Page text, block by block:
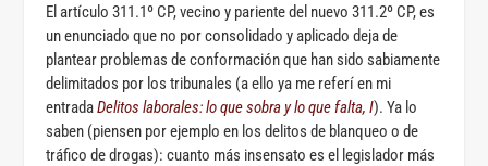
El artículo 311.1º CP, vecino y pariente del nuevo 311.2º CP, es
un enunciado que no por consolidado y aplicado deja de
plantear problemas de conformación que han sido sabiamente
delimitados por los tribunales (a ello ya me referí en mi
entradaDelitos laborales: lo que sobra y lo que falta, I). Ya lo
saben (piensen por ejemplo en los delitos de blanqueo o de
tráfico de drogas): cuanto más insensato es el legislador más